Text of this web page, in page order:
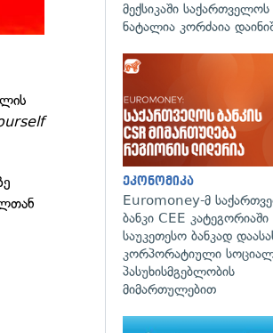
მექსიკაში
ნატალია კორძაია
ეკონომიკა
Euromoney-მ
ბანკი CEE კატეგორიაში
საუკეთესო ბანკად
კორპორატიული
პასუხისმგებლობის
მიმართულებით